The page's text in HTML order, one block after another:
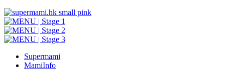
Supermami
MamiInfo